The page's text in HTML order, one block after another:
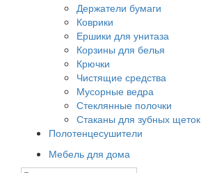
Держатели бумаги
Коврики
Ершики для унитаза
Корзины для белья
Крючки
Чистящие средства
Мусорные ведра
Стеклянные полочки
Стаканы для зубных щеток
Полотенцесушители
Мебель для дома